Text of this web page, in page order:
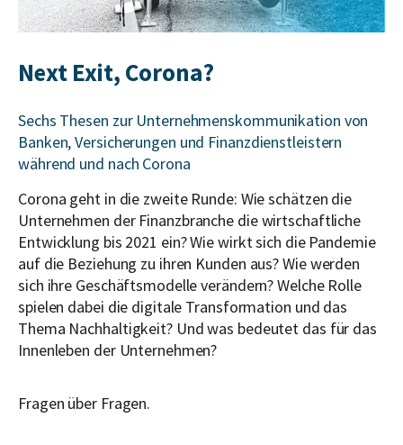
Next Exit, Corona?
Sechs Thesen zur Unternehmenskommunikation von
Banken, Versicherungen und Finanzdienstleistern
während und nach Corona
Corona geht in die zweite Runde: Wie schätzen die
Unternehmen der Finanzbranche die wirtschaftliche
Entwicklung bis 2021 ein? Wie wirkt sich die Pandemie
auf die Beziehung zu ihren Kunden aus? Wie werden
sich ihre Geschäftsmodelle verändern? Welche Rolle
spielen dabei die digitale Transformation und das
Thema Nachhaltigkeit? Und was bedeutet das für das
Innenleben der Unternehmen?
Fragen über Fragen.